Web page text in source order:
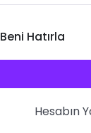
Beni Hatırla
Hesabın